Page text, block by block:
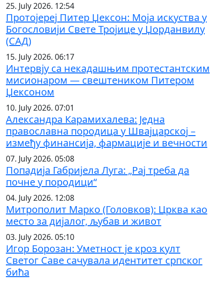
25. July 2026. 12:54
Протојереј Питер Џексон: Моја искуства у
Богословији Свете Тројице у Џорданвилу
(САД)
15. July 2026. 06:17
Интервју са некадашњим протестантским
мисионаром — свештеником Питером
Џексоном
10. July 2026. 07:01
Александра Карамихалева: Једна
православна породица у Швајцарској –
између финансија, фармације и вечности
07. July 2026. 05:08
Попадија Габријела Луга: „Рај треба да
почне у породици“
04. July 2026. 12:08
Митрополит Марко (Головков): Црква као
место за дијалог, љубав и живот
03. July 2026. 05:10
Игор Борозан: Уметност је кроз култ
Светог Саве сачувала идентитет српског
бића